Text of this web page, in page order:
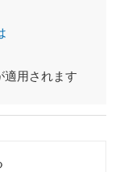
適用されます